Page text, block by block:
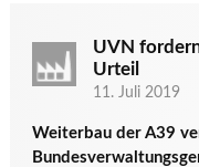
UVN
Urteil
11. Juli 2019
Weiterbau der A39